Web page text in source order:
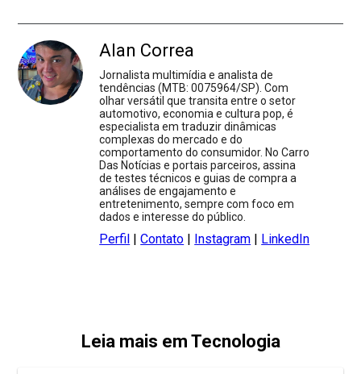
Alan Correa
Jornalista multimídia e analista de
tendências (MTB: 0075964/SP). Com
olhar versátil que transita entre o setor
automotivo, economia e cultura pop, é
especialista em traduzir dinâmicas
complexas do mercado e do
comportamento do consumidor. No Carro
Das Notícias e portais parceiros, assina
de testes técnicos e guias de compra a
análises de engajamento e
entretenimento, sempre com foco em
dados e interesse do público.
Perfil |Contato | Instagram | LinkedIn
Leia mais em Tecnologia